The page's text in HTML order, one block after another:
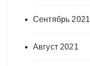
Сентябрь 2021
Август 2021